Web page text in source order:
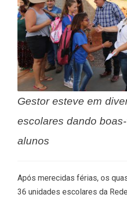
Gestor esteve em
escolares dando
alunos
Após merecidas férias, os
36 unidades escolares da